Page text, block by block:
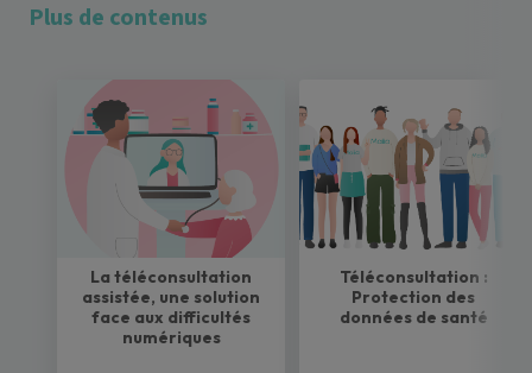
Plus de contenus
La téléconsultation
assistée, une solution
face aux difficultés
numériques
Téléconsultation :
Protection des
données de santé